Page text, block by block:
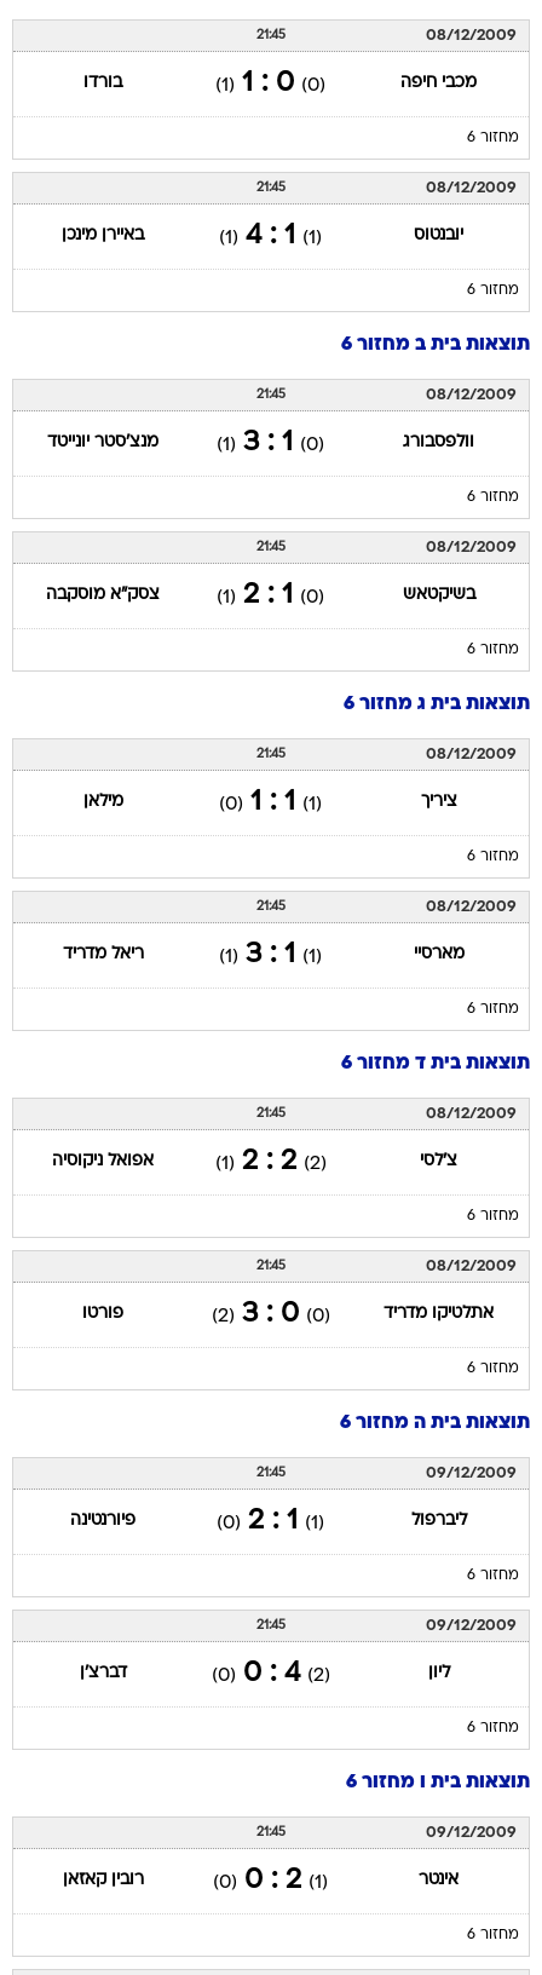
08/12/2009
21:45
מכבי חיפה (0)
0 : 1
(1) בורדו
מחזור 6
08/12/2009
21:45
יובנטוס (1)
1 : 4
(1) באיירן מינכן
מחזור 6
תוצאות בית ב מחזור 6
08/12/2009
21:45
וולפסבורג (0)
1 : 3
(1) מנצ'סטר יונייטד
מחזור 6
08/12/2009
21:45
בשיקטאש (0)
1 : 2
(1) צסק"א מוסקבה
מחזור 6
תוצאות בית ג מחזור 6
08/12/2009
21:45
ציריך (1)
1 : 1
(0) מילאן
מחזור 6
08/12/2009
21:45
מארסיי (1)
1 : 3
(1) ריאל מדריד
מחזור 6
תוצאות בית ד מחזור 6
08/12/2009
21:45
צ'לסי (2)
2 : 2
(1) אפואל ניקוסיה
מחזור 6
08/12/2009
21:45
אתלטיקו מדריד (0)
0 : 3
(2) פורטו
מחזור 6
תוצאות בית ה מחזור 6
09/12/2009
21:45
ליברפול (1)
1 : 2
(0) פיורנטינה
מחזור 6
09/12/2009
21:45
ליון (2)
4 : 0
(0) דברצ'ן
מחזור 6
תוצאות בית ו מחזור 6
09/12/2009
21:45
אינטר (1)
2 : 0
(0) רובין קאזאן
מחזור 6